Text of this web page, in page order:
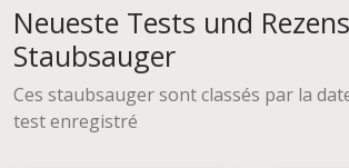
Neueste Tests und
Staubsauger
Ces staubsauger sont classés par la
test enregistré